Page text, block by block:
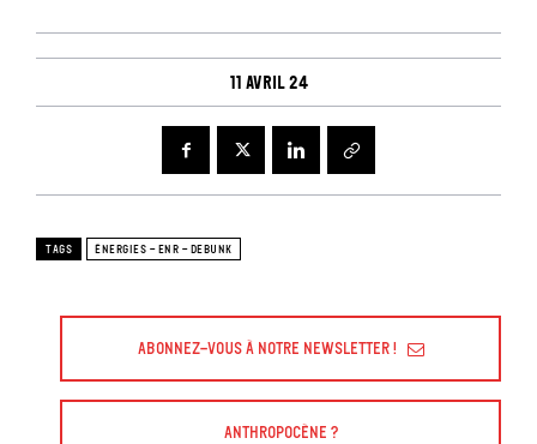
11 avril 24
TAGS ÉNERGIES - ENR - DEBUNK
Abonnez-vous à Notre Newsletter !
Anthropocène ?